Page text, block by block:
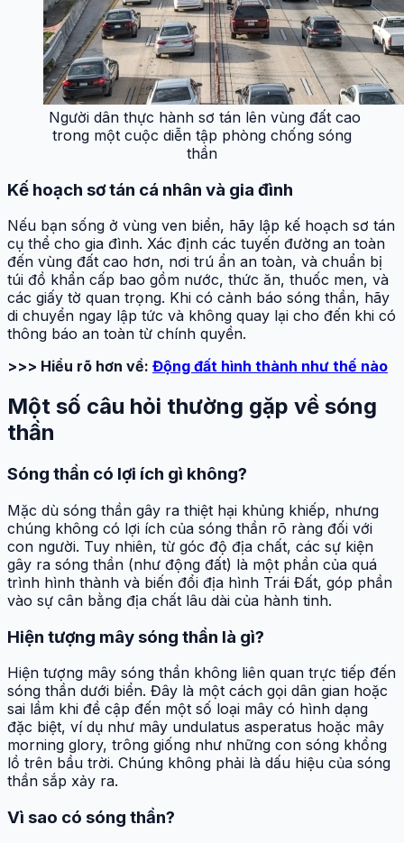
Người dân thực hành sơ tán lên vùng đất cao
trong một cuộc diễn tập phòng chống sóng
thần
Kế hoạch sơ tán cá nhân và gia đình
Nếu bạn sống ở vùng ven biển, hãy lập kế hoạch sơ tán
cụ thể cho gia đình. Xác định các tuyến đường an toàn
đến vùng đất cao hơn, nơi trú ẩn an toàn, và chuẩn bị
túi đồ khẩn cấp bao gồm nước, thức ăn, thuốc men, và
các giấy tờ quan trọng. Khi có cảnh báo sóng thần, hãy
di chuyển ngay lập tức và không quay lại cho đến khi có
thông báo an toàn từ chính quyền.
>>> Hiểu rõ hơn về: Động đất hình thành như thế nào
Một số câu hỏi thường gặp về sóng
thần
Sóng thần có lợi ích gì không?
Mặc dù sóng thần gây ra thiệt hại khủng khiếp, nhưng
chúng không có lợi ích của sóng thần rõ ràng đối với
con người. Tuy nhiên, từ góc độ địa chất, các sự kiện
gây ra sóng thần (như động đất) là một phần của quá
trình hình thành và biến đổi địa hình Trái Đất, góp phần
vào sự cân bằng địa chất lâu dài của hành tinh.
Hiện tượng mây sóng thần là gì?
Hiện tượng mây sóng thần không liên quan trực tiếp đến
sóng thần dưới biển. Đây là một cách gọi dân gian hoặc
sai lầm khi đề cập đến một số loại mây có hình dạng
đặc biệt, ví dụ như mây undulatus asperatus hoặc mây
morning glory, trông giống như những con sóng khổng
lồ trên bầu trời. Chúng không phải là dấu hiệu của sóng
thần sắp xảy ra.
Vì sao có sóng thần?